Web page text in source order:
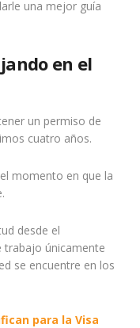
una mejor guía
en el
un permiso de
cuatro años.
momento en que la
desde el
trabajo únicamente
se encuentre en los
para la Visa